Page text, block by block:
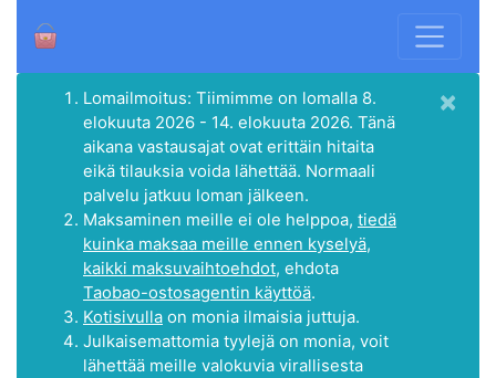
Lomailmoitus: Tiimimme on lomalla 8.
elokuuta 2026 - 14. elokuuta 2026. Tänä
aikana vastausajat ovat erittäin hitaita
eikä tilauksia voida lähettää. Normaali
palvelu jatkuu loman jälkeen.
Maksaminen meille ei ole helppoa, tiedä
kuinka maksaa meille ennen kyselyä,
kaikki maksuvaihtoehdot, ehdota
Taobao-ostosagentin käyttöä.
Kotisivulla on monia ilmaisia juttuja.
Julkaisemattomia tyylejä on monia, voit
lähettää meille valokuvia virallisesta
×